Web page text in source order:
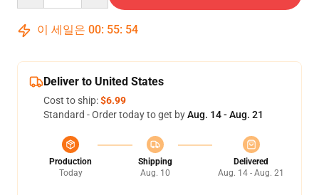
이 세일은 00: 55: 54
Deliver to United States
Cost to ship:$6.99
Standard - Order today to get byAug. 14 - Aug. 21
Production
Today
Shipping
Aug. 10
Delivered
Aug. 14 - Aug. 21